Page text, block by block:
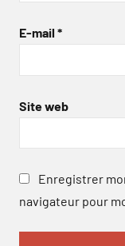
E-mail *
Site web
Enregistrer
navigateur pour